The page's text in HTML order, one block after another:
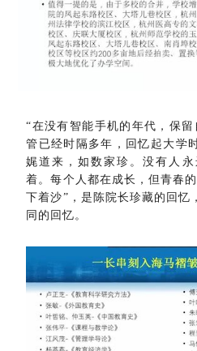
“在没有智能手机的年代，保
管已经时隔多年，回忆起大学
娓道来，如数家珍。没有人
着。每个人都在成长，但青春
下着沙”，是陈院长珍藏的回忆
同的回忆。